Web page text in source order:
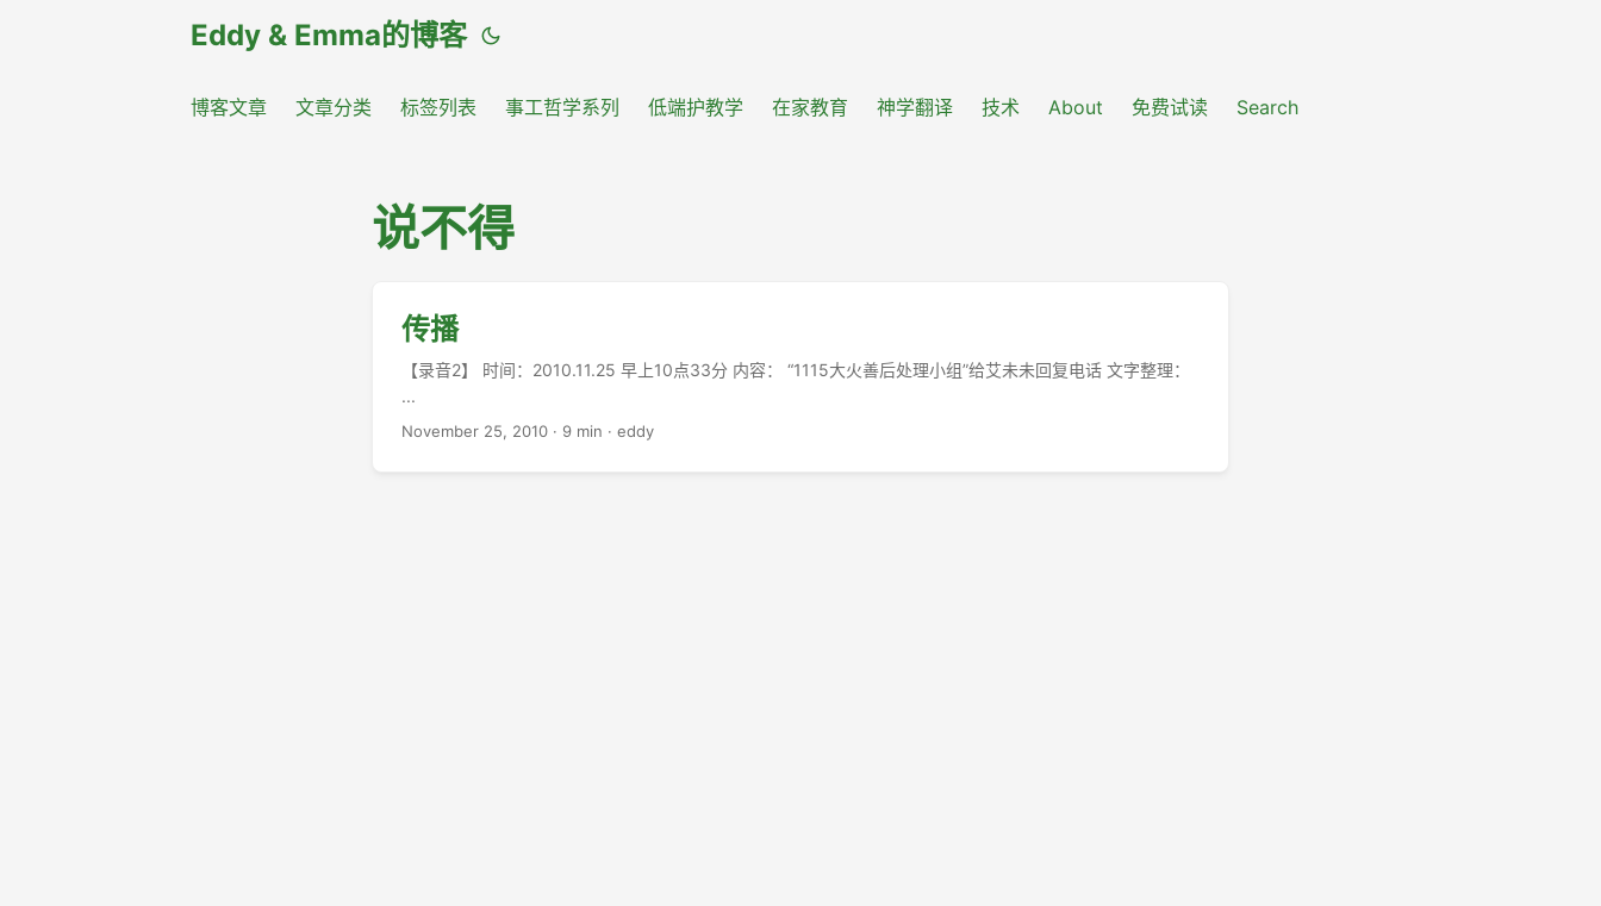
Eddy & Emma的博客
博客文章 文章分类 标签列表 事工哲学系列 低端护教学 在家教育 神学翻译 技术 About 免费试读 Search
说不得
传播
【录音2】 时间：2010.11.25 早上10点33分 内容： “1115大火善后处理小组”给艾未未回复电话 文字整理：
...
November 25, 2010 · 9 min · eddy